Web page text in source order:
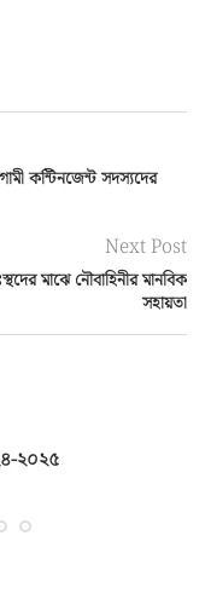
কন্টিনজেন্ট সদস্যদের
Next Post
মাঝে নৌবাহিনীর মানবিক
সহায়তা
২০২৫